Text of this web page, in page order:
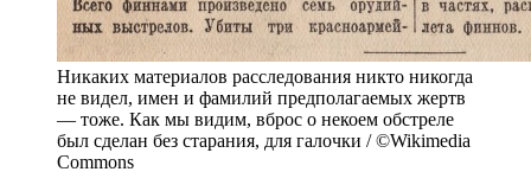
Никаких материалов расследования никто никогда
не видел, имен и фамилий предполагаемых жертв
— тоже. Как мы видим, вброс о некоем обстреле
был сделан без старания, для галочки / ©Wikimedia
Commons